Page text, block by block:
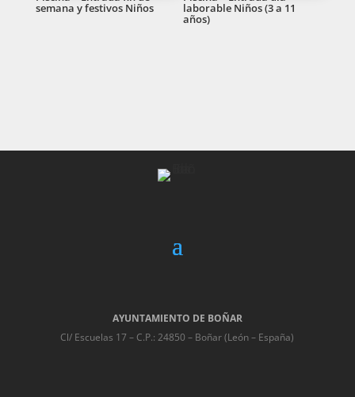
semana y festivos Niños laborable Niños (3 a 11
años)
AYUNTAMIENTO DE BOÑAR
Cl/ Escuelas 17 – C.P.: 24850 – Boñar (León – España)